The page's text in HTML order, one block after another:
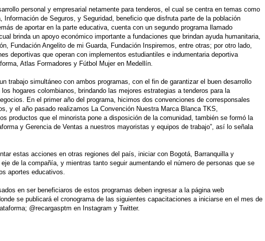
personal y empresarial netamente para tenderos, el cual se centra en temas como
Información de Seguros, y Seguridad, beneficio que disfruta parte de la población
de aportar en la parte educativa, cuenta con un segundo programa llamado
brinda un apoyo económico importante a fundaciones que brindan ayuda humanitaria,
Fundación Angelito de mi Guarda, Fundación Inspiremos, entre otras; por otro lado,
deportivas que operan con implementos estudiantiles e indumentaria deportiva
Atlas Formadores y Fútbol Mujer en Medellín.
trabajo simultáneo con ambos programas, con el fin de garantizar el buen desarrollo
hogares colombianos, brindando las mejores estrategias a tenderos para la
En el primer año del programa, hicimos dos convenciones de corresponsales
y el año pasado realizamos La Convención Nuestra Marca Blanca TKS,
productos que el minorista pone a disposición de la comunidad, también se formó la
y Gerencia de Ventas a nuestros mayoristas y equipos de trabajo”, así lo señala
estas acciones en otras regiones del país, iniciar con Bogotá, Barranquilla y
de la compañía, y mientras tanto seguir aumentando el número de personas que se
aportes educativos.
en ser beneficiaros de estos programas deben ingresar a la página web
se publicará el cronograma de las siguientes capacitaciones a iniciarse en el mes de
@recargasptm en Instagram y Twitter.